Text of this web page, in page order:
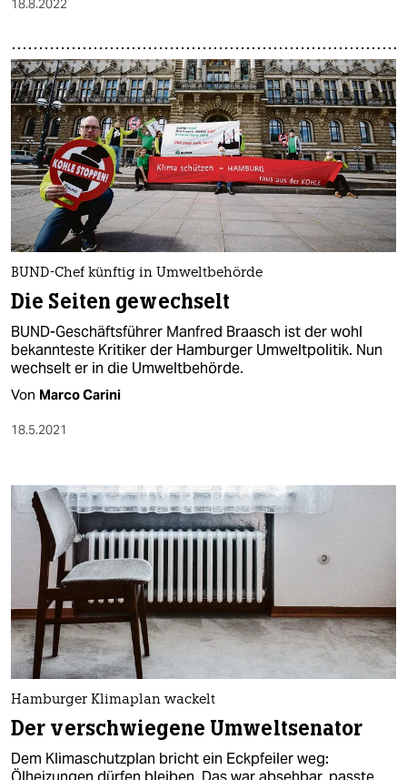
18.8.2022
BUND-Chef künftig in Umweltbehörde
Die Seiten gewechselt
BUND-Geschäftsführer Manfred Braasch ist der wohl
bekannteste Kritiker der Hamburger Umweltpolitik. Nun
wechselt er in die Umweltbehörde.
Von Marco Carini
18.5.2021
Hamburger Klimaplan wackelt
Der verschwiegene Umweltsenator
Dem Klimaschutzplan bricht ein Eckpfeiler weg: